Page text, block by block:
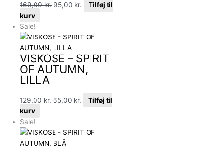
169,00kr. 95,00 kr.
Tilføj til
kurv
Sale!
VISKOSE – SPIRIT
OF AUTUMN,
LILLA
129,00kr. 65,00 kr.
Tilføj til
kurv
Sale!